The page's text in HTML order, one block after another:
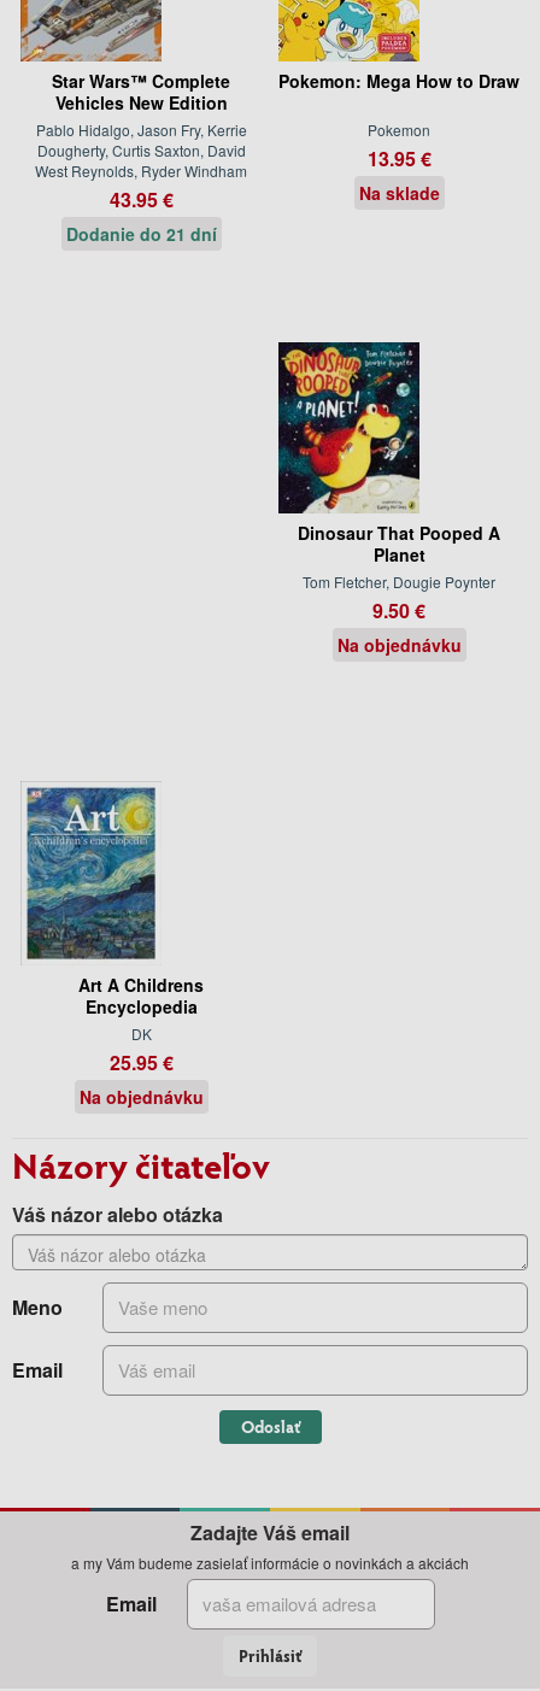
Star Wars™ Complete
Vehicles New Edition
Pablo Hidalgo, Jason Fry, Kerrie
Dougherty, Curtis Saxton, David
West Reynolds, Ryder Windham
43.95 €
Dodanie do 21 dní
Pokemon: Mega How to Draw
Pokemon
13.95 €
Na sklade
Dinosaur That Pooped A
Planet
Tom Fletcher, Dougie Poynter
9.50 €
Na objednávku
Art A Childrens
Encyclopedia
DK
25.95 €
Na objednávku
Názory čitateľov
Váš názor alebo otázka
Meno
Email
Odoslať
Zadajte Váš email
a my Vám budeme zasielať informácie o novinkách a akciách
Email
Prihlásiť